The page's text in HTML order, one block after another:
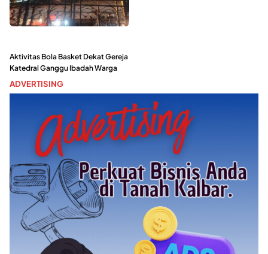
Aktivitas Bola Basket Dekat Gereja
Katedral Ganggu Ibadah Warga
ADVERTISING